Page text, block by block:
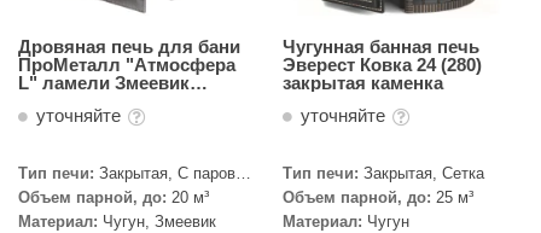
Дровяная печь для бани
ПроМеталл "Атмосфера
L" ламели Змеевик
уточняйте
Тип печи: Закрытая, С паровой
пушкой
Объем парной, до: 20 м³
Материал: Чугун, Змеевик
Чугунная банная печь
Эверест Ковка 24 (280)
закрытая каменка
уточняйте
Тип печи: Закрытая, Сетка
Объем парной, до: 25 м³
Материал: Чугун